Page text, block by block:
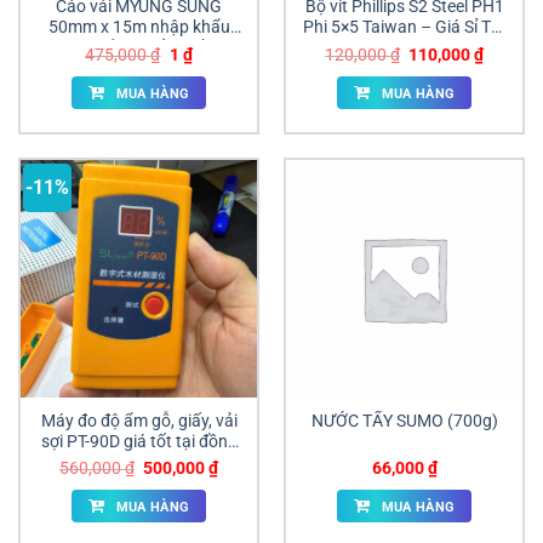
Cảo vải MYUNG SUNG
50mm x 15m nhập khẩu
Hàn Quốc giá sỉ tại Đồng
Nai | ANAN
475,000₫ Giá
gốc
là:
475,000 ₫.
1 ₫Giá
hiện
tại
MUA HÀNG
Bộ vít Phillips S2 Steel PH1
Phi 5×5 Taiwan – Giá Sỉ Tốt
Cho Đại Lý
120,000₫ Giá
là:
120,000 ₫.
110,000₫Giá
hiện
MUA HÀNG
-11%
Máy đo độ ẩm gỗ, giấy, vải
sợi PT-90D giá tốt tại đồng
nai
560,000₫ Giá
là:
560,000 ₫.
500,000₫Giá
hiện
MUA HÀNG
NƯỚC TẨY SUMO (700g)
66,000₫
MUA HÀNG